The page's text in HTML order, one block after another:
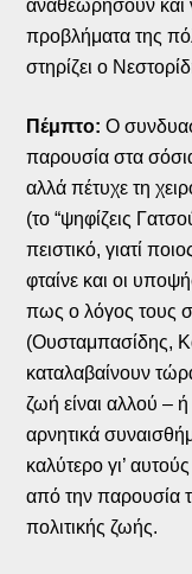
αναθεωρήσουν και
προβλήματα της
στηρίζει ο
Πέμπτο: Ο
παρουσία στα
αλλά πέτυχε τη
(το “ψηφίζεις
πειστικό, γιατί
φταίνε και οι
πως ο λόγος τους
(Ουσταμπασίδης,
καταλαβαίνουν
ζωή είναι αλλού – ή
αρνητικά
καλύτερο γι’
από την παρουσία
πολιτικής ζωής.